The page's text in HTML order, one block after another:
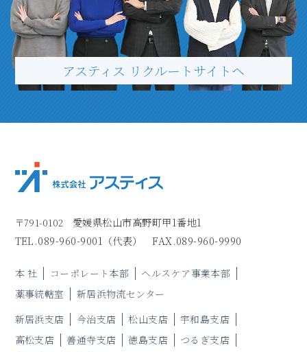
アスティス リクルートサイトヘ
〒791-0102
愛媛県松山市高野町甲1番地1
TEL.089-960-9001 （代表） FAX.089-960-9990
本 社 コーポレート本部
ヘルスケア事業本部
薬事統轄室
新居浜物流センター
新居浜支店
今治支店 松山支店
宇和島支店
高松支店
善通寺支店 徳島支店
つるぎ支店